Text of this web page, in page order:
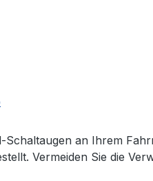
an Ihrem
Vermeiden Sie die